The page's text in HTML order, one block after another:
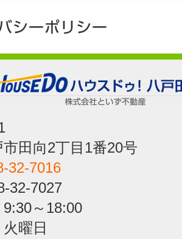
田向2丁目1番20号
32-7016
32-7027
～18:00
曜日